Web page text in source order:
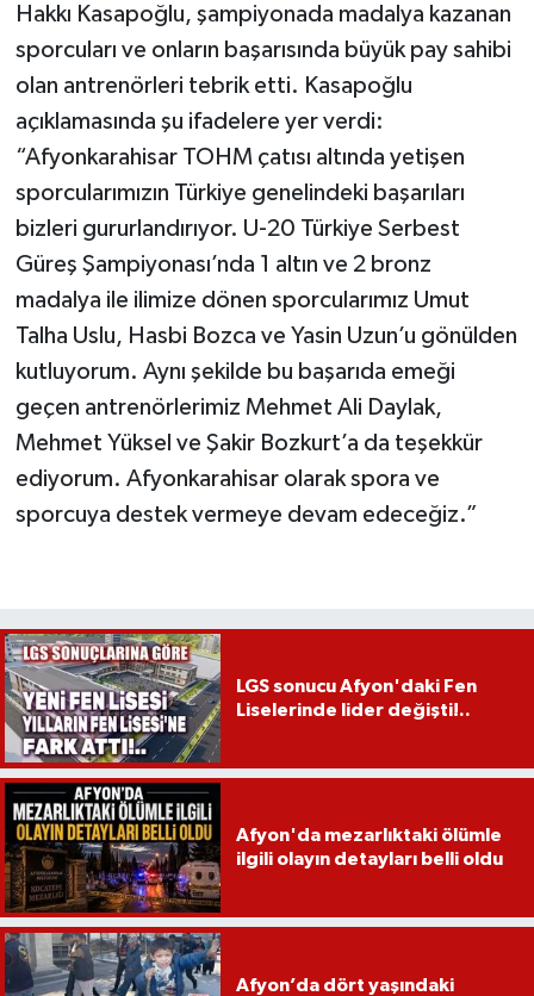
Hakkı Kasapoğlu, şampiyonada madalya kazanan
sporcuları ve onların başarısında büyük pay sahibi
olan antrenörleri tebrik etti. Kasapoğlu
açıklamasında şu ifadelere yer verdi:
“Afyonkarahisar TOHM çatısı altında yetişen
sporcularımızın Türkiye genelindeki başarıları
bizleri gururlandırıyor. U-20 Türkiye Serbest
Güreş Şampiyonası’nda 1 altın ve 2 bronz
madalya ile ilimize dönen sporcularımız Umut
Talha Uslu, Hasbi Bozca ve Yasin Uzun’u gönülden
kutluyorum. Aynı şekilde bu başarıda emeği
geçen antrenörlerimiz Mehmet Ali Daylak,
Mehmet Yüksel ve Şakir Bozkurt’a da teşekkür
ediyorum. Afyonkarahisar olarak spora ve
sporcuya destek vermeye devam edeceğiz.”
LGS sonucu Afyon'daki Fen
Liselerinde lider değişti!..
Afyon'da mezarlıktaki ölümle
ilgili olayın detayları belli oldu
Afyon’da dört yaşındaki